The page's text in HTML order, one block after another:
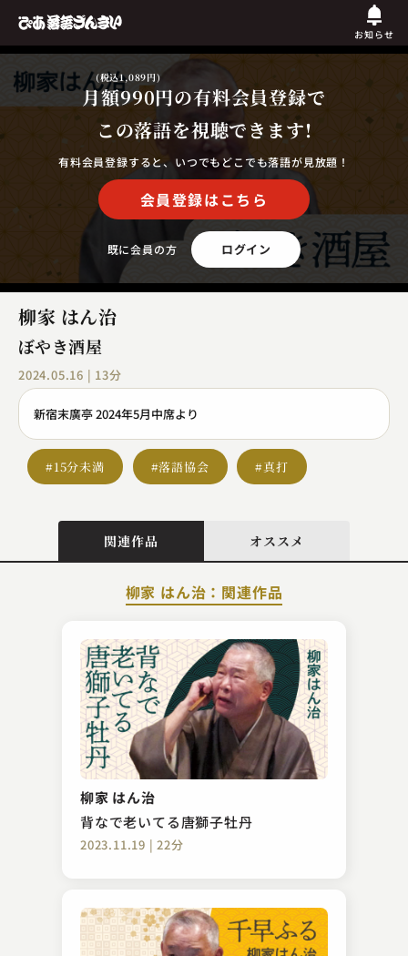
お知らせ
月額990円
(税込1,089円)
の有料会員登録で
この落語を視聴できます!
有料会員登録すると、いつでもどこでも落語が見放題！
会員登録はこちら
既に会員の方 ログイン
柳家 はん治
ぼやき酒屋
2024.05.16 | 13分
新宿末廣亭 2024年5月中席より
#15分未満 #落語協会 #真打
関連作品 オススメ
柳家 はん治：関連作品
柳家 はん治
背なで老いてる唐獅子牡丹
2023.11.19 | 22分
春風亭 正朝
狸札
2023.04.21 | 12分